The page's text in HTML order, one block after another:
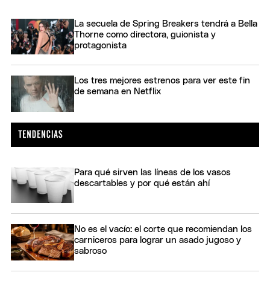
La secuela de Spring Breakers tendrá a Bella
Thorne como directora, guionista y
protagonista
Los tres mejores estrenos para ver este fin
de semana en Netflix
Para qué sirven las líneas de los vasos
descartables y por qué están ahí
No es el vacío: el corte que recomiendan los
carniceros para lograr un asado jugoso y
sabroso